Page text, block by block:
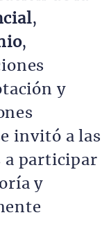
,
,
y
invitó a las
a participar
y